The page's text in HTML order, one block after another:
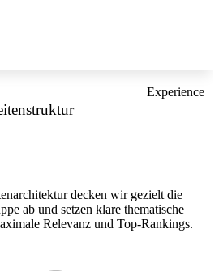
Experience
decken wir gezielt die
ab und setzen klare thematische
Relevanz und Top-Rankings.